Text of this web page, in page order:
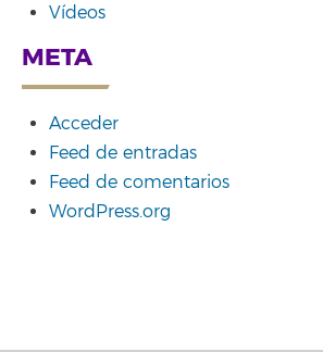
Vídeos
META
Acceder
Feed de entradas
Feed de comentarios
WordPress.org